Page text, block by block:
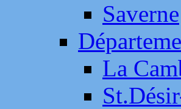
Saverne
La